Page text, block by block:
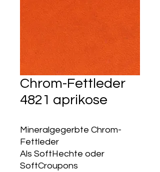
Chrom-Fettleder
4821 aprikose
Mineralgegerbte Chrom-
Fettleder
Als SoftHechte oder
SoftCroupons